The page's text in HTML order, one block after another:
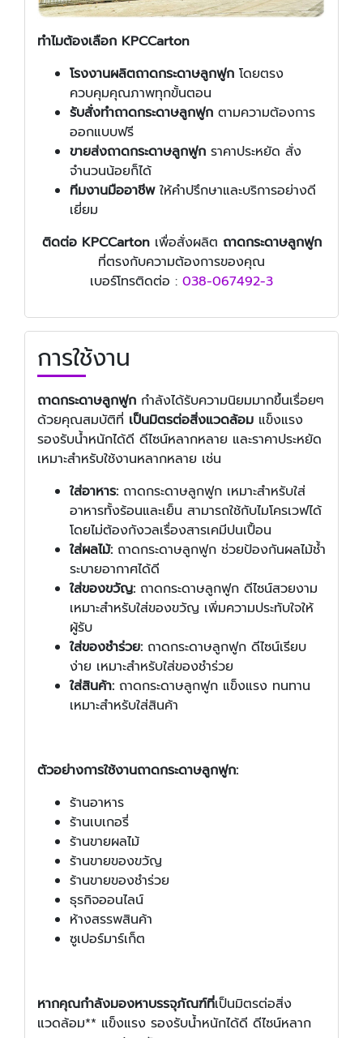
ทำไมต้องเลือก KPCCarton
โรงงานผลิตถาดกระดาษลูกฟูก โดยตรง
ควบคุมคุณภาพทุกขั้นตอน
รับสั่งทำถาดกระดาษลูกฟูก ตามความต้องการ
ออกแบบฟรี
ขายส่งถาดกระดาษลูกฟูก ราคาประหยัด สั่ง
จำนวนน้อยก็ได้
ทีมงานมืออาชีพให้คำปรึกษาและบริการอย่างดี
เยี่ยม
ติดต่อ KPCCartonเพื่อสั่งผลิต ถาดกระดาษลูกฟูก
ที่ตรงกับความต้องการของคุณ
เบอร์โทรติดต่อ : 038-067492-3
การใช้งาน
ถาดกระดาษลูกฟูก กำลังได้รับความนิยมมากขึ้นเรื่อยๆ
ด้วยคุณสมบัติที่ เป็นมิตรต่อสิ่งแวดล้อม แข็งแรง
รองรับน้ำหนักได้ดี ดีไซน์หลากหลาย และราคาประหยัด
เหมาะสำหรับใช้งานหลากหลาย เช่น
ใส่อาหาร: ถาดกระดาษลูกฟูก เหมาะสำหรับใส่
อาหารทั้งร้อนและเย็น สามารถใช้กับไมโครเวฟได้
โดยไม่ต้องกังวลเรื่องสารเคมีปนเปื้อน
ใส่ผลไม้: ถาดกระดาษลูกฟูก ช่วยป้องกันผลไม้ช้ำ
ระบายอากาศได้ดี
ใส่ของขวัญ: ถาดกระดาษลูกฟูก ดีไซน์สวยงาม
เหมาะสำหรับใส่ของขวัญ เพิ่มความประทับใจให้
ผู้รับ
ใส่ของชำร่วย: ถาดกระดาษลูกฟูก ดีไซน์เรียบ
ง่าย เหมาะสำหรับใส่ของชำร่วย
ใส่สินค้า: ถาดกระดาษลูกฟูก แข็งแรง ทนทาน
เหมาะสำหรับใส่สินค้า
ตัวอย่างการใช้งานถาดกระดาษลูกฟูก:
ร้านอาหาร
ร้านเบเกอรี่
ร้านขายผลไม้
ร้านขายของขวัญ
ร้านขายของชำร่วย
ธุรกิจออนไลน์
ห้างสรรพสินค้า
ซูเปอร์มาร์เก็ต
หากคุณกำลังมองหาบรรจุภัณฑ์ที่เป็นมิตรต่อสิ่ง
แวดล้อม** แข็งแรง รองรับน้ำหนักได้ดี ดีไซน์หลาก